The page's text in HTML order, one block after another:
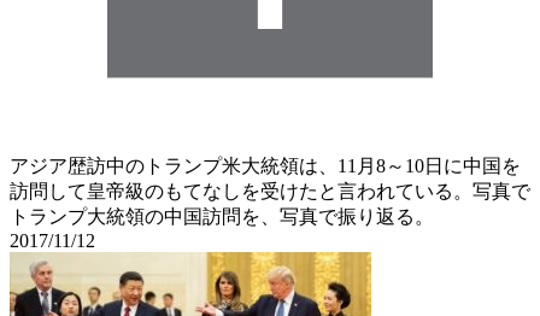
アジア歴訪中のトランプ米大統領は、11月8～10日に中国を
訪問して皇帝級のもてなしを受けたと言われている。写真で
トランプ大統領の中国訪問を、写真で振り返る。
2017/11/12